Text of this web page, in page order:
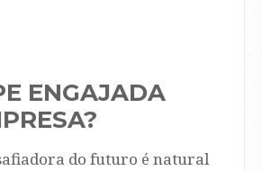
ENGAJADA
do futuro é natural